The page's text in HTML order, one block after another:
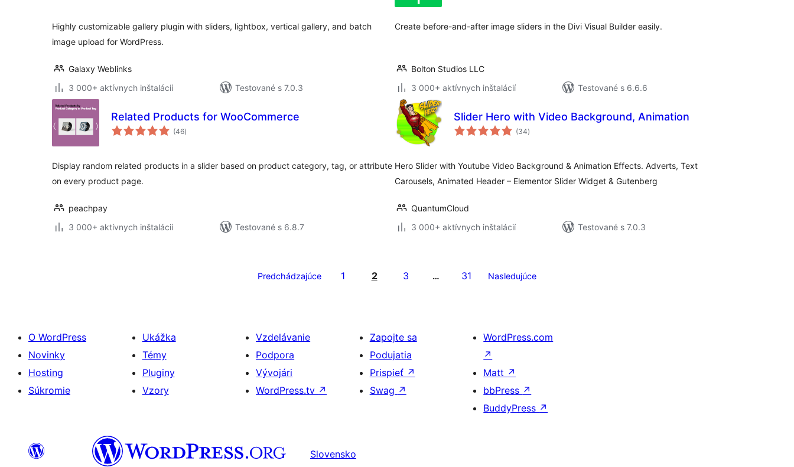
Highly customizable gallery plugin with sliders, lightbox, vertical gallery, and batch
image upload for WordPress.
Galaxy Weblinks
3 000+ aktívnych inštalácií
Testované s 7.0.3
Create before-and-after image sliders in the Divi Visual Builder easily.
Bolton Studios LLC
3 000+ aktívnych inštalácií
Testované s 6.6.6
Related Products for WooCommerce
(46celkové
hodnotenie
)
Display random related products in a slider based on product category, tag, or attribute
on every product page.
peachpay
3 000+ aktívnych inštalácií
Testované s 6.8.7
Slider Hero with Video Background, Animation
(34celkové
hodnotenie
)
Hero Slider with Youtube Video Background & Animation Effects. Adverts, Text
Carousels, Animated Header – Elementor Slider Widget & Gutenberg
QuantumCloud
3 000+ aktívnych inštalácií
Testované s 7.0.3
Predchádzajúce 1 2 3 … 31 Nasledujúce
O WordPress
Novinky
Hosting
Súkromie
Ukážka
Témy
Pluginy
Vzory
Vzdelávanie
Podpora
Vývojári
WordPress.tv ↗
Zapojte sa
Podujatia
Prispieť ↗
Swag ↗
WordPress.com
↗
Matt ↗
bbPress ↗
BuddyPress ↗
Slovensko